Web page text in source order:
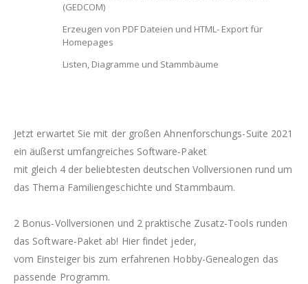
(GEDCOM)
Erzeugen von PDF Dateien und HTML- Export für
Homepages
Listen, Diagramme und Stammbäume
Jetzt erwartet Sie mit der großen Ahnenforschungs-Suite 2021
ein äußerst umfangreiches Software-Paket
mit gleich 4 der beliebtesten deutschen Vollversionen rund um
das Thema Familiengeschichte und Stammbaum.
2 Bonus-Vollversionen und 2 praktische Zusatz-Tools runden
das Software-Paket ab! Hier findet jeder,
vom Einsteiger bis zum erfahrenen Hobby-Genealogen das
passende Programm.